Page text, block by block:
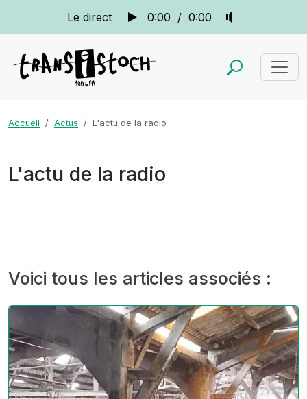
Le direct 0:00 / 0:00
Accueil Actus L'actu de la radio
L'actu de la radio
Voici tous les articles associés :